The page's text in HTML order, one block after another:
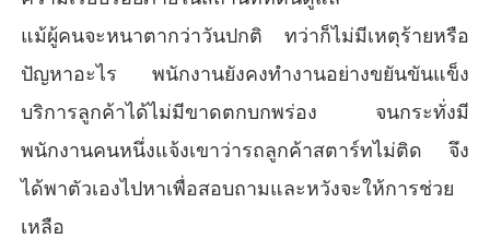
แม้ผู้คนจะหนาตากว่าวันปกติ ทว่าก็ไม่มีเหตุร้ายหรือ
ปัญหาอะไร พนักงานยังคงทำงานอย่างขยันขันแข็ง
บริการลูกค้าได้ไม่มีขาดตกบกพร่อง จนกระทั่งมี
พนักงานคนหนึ่งแจ้งเขาว่ารถลูกค้าสตาร์ทไม่ติด จึง
ได้พาตัวเองไปหาเพื่อสอบถามและหวังจะให้การช่วย
เหลือ